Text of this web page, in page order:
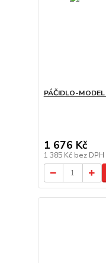
PÁČIDLO-
1 676 Kč
1 385 Kč bez DPH